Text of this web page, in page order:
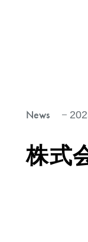
News
株式